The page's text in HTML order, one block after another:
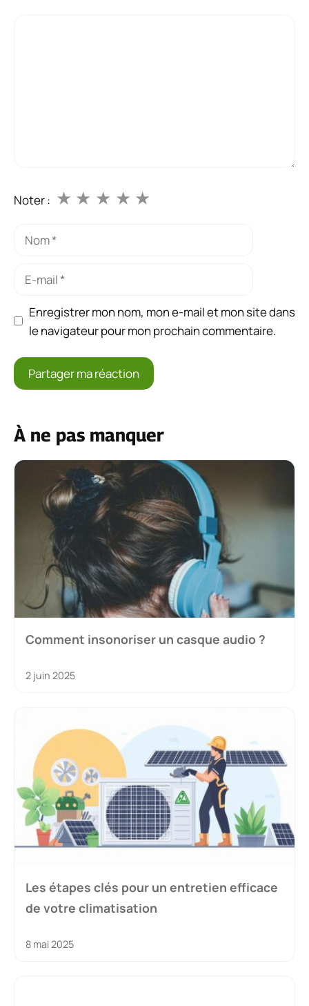
Noter : ★
★
★
★
★
Nom
Enregistrer mon nom, mon e-mail et mon site dans
le navigateur pour mon prochain commentaire.
À ne pas manquer
Comment insonoriser un casque audio ?
2 juin 2025
Les étapes clés pour un entretien efficace
de votre climatisation
8 mai 2025